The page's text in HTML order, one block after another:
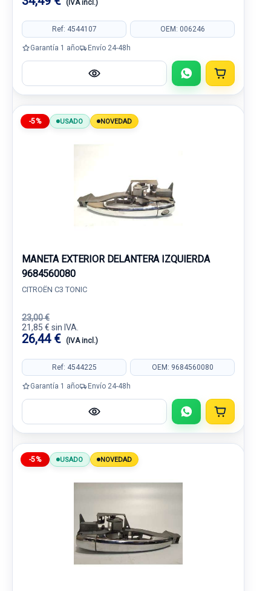
(IVA incl.)
Ref: 4544107 OEM: 006246
Garantía 1 año Envío 24-48h
-5% USADO NOVEDAD
MANETA EXTERIOR DELANTERA IZQUIERDA
9684560080
CITROËN C3 TONIC
23,00 €
21,85 € sin IVA.
26,44 € (IVA incl.)
Ref: 4544225 OEM: 9684560080
Garantía 1 año Envío 24-48h
-5% USADO NOVEDAD